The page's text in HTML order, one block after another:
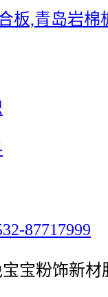
87717999
宝粉饰新材